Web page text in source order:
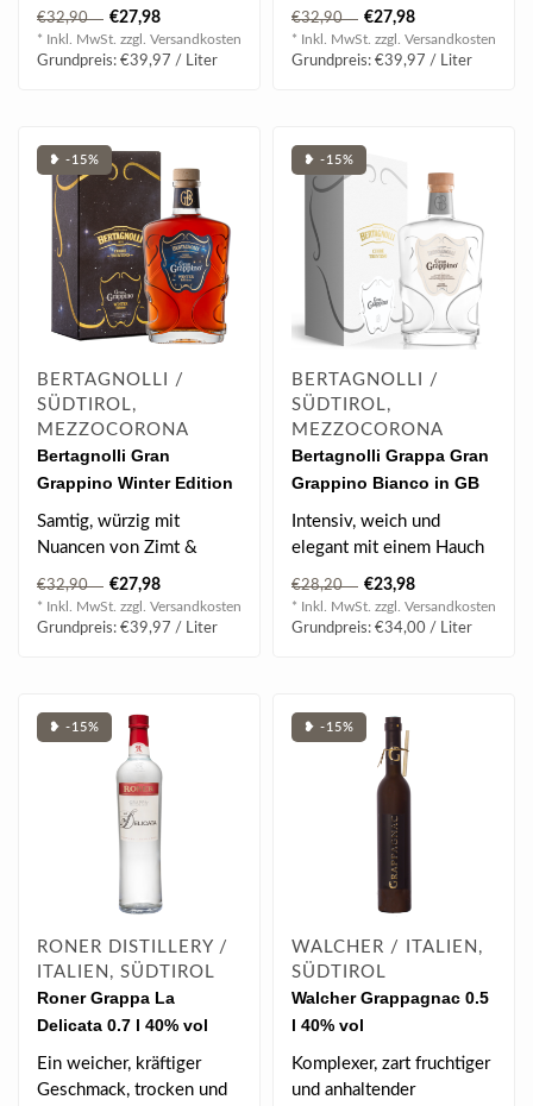
von tropischen Früchten
und medi..
€32,90 €27,98
* Inkl. MwSt. zzgl. Versandkosten
Grundpreis: €39,97 / Liter
Rosen und Pfirsich..
€32,90 €27,98
* Inkl. MwSt. zzgl. Versandkosten
Grundpreis: €39,97 / Liter
❥ -15%
BERTAGNOLLI /
SÜDTIROL,
MEZZOCORONA
Bertagnolli Gran
Grappino Winter Edition
in GB 0.7 l 42% vol
Samtig, würzig mit
Nuancen von Zimt &
Vanille
€32,90 €27,98
* Inkl. MwSt. zzgl. Versandkosten
Grundpreis: €39,97 / Liter
❥ -15%
BERTAGNOLLI /
SÜDTIROL,
MEZZOCORONA
Bertagnolli Grappa Gran
Grappino Bianco in GB
0.7 l 42% vol
Intensiv, weich und
elegant mit einem Hauch
von roten Früchten..
€28,20 €23,98
* Inkl. MwSt. zzgl. Versandkosten
Grundpreis: €34,00 / Liter
❥ -15%
RONER DISTILLERY /
ITALIEN, SÜDTIROL
Roner Grappa La
Delicata 0.7 l 40% vol
Ein weicher, kräftiger
Geschmack, trocken und
❥ -15%
WALCHER / ITALIEN,
SÜDTIROL
Walcher Grappagnac 0.5
l 40% vol
Komplexer, zart fruchtiger
und anhaltender